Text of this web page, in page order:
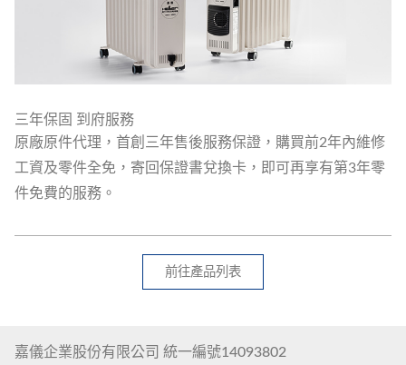
三年保固 到府服務
原廠原件代理，首創三年售後服務保證，購買前2年內維修
工資及零件全免，寄回保證書兌換卡，即可再享有第3年零
件免費的服務。
前往產品列表
嘉儀企業股份有限公司 統一編號14093802